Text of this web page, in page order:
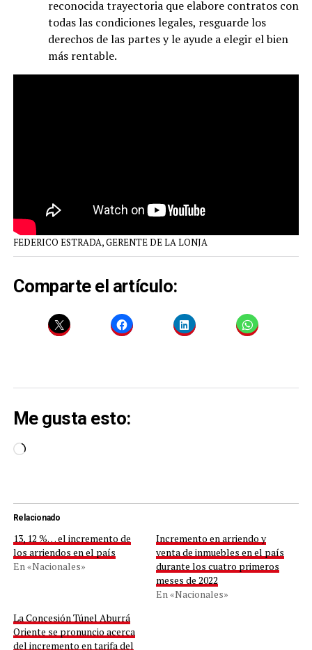
reconocida trayectoria que elabore contratos con
todas las condiciones legales, resguarde los
derechos de las partes y le ayude a elegir el bien
más rentable.
FEDERICO ESTRADA, GERENTE DE LA LONJA
Comparte el artículo:
Me gusta esto:
Cargando...
Relacionado
13, 12 %… el incremento de
los arriendos en el país
En «Nacionales»
Incremento en arriendo y
venta de inmuebles en el país
durante los cuatro primeros
meses de 2022
En «Nacionales»
La Concesión Túnel Aburrá
Oriente se pronuncio acerca
del incremento en tarifa del